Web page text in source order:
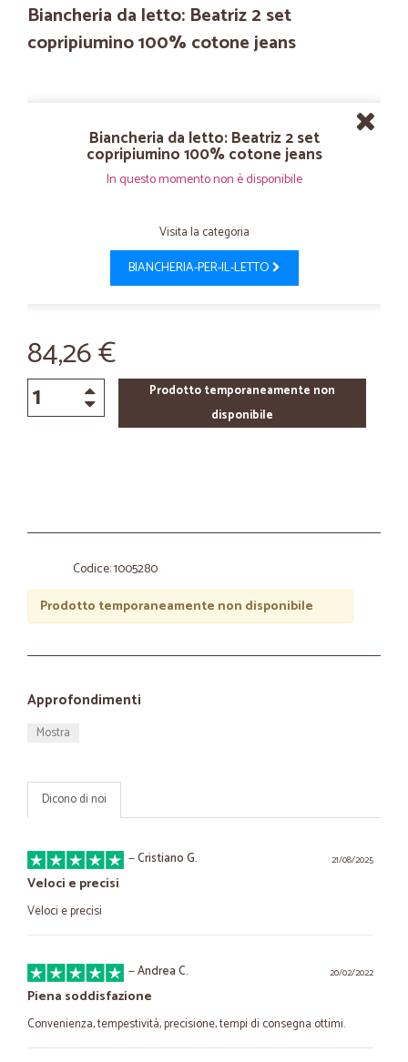
Biancheria da letto: Beatriz 2 set
copripiumino 100% cotone jeans
Biancheria da letto: Beatriz 2 set
copripiumino 100% cotone jeans
In questo momento non è disponibile
Visita la categoria
BIANCHERIA-PER-IL-LETTO
84,26 €
Prodotto temporaneamente non
disponibile
Codice: 1005280
Prodotto temporaneamente non disponibile
Approfondimenti
Mostra
Dicono di noi
21/08/2025
—Cristiano G.
Veloci e precisi
Veloci e precisi
20/02/2022
—Andrea C.
Piena soddisfazione
Convenienza, tempestività, precisione, tempi di consegna ottimi.